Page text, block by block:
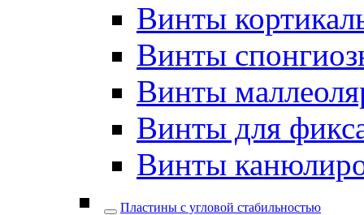
Винты
Винты
Винты
Винты для
Винты
Пластины с угловой стабильностью